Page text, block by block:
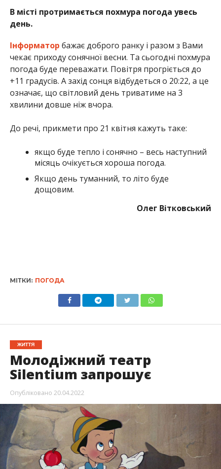
В місті протримається похмура погода увесь
день.
Інформатор бажає доброго ранку і разом з Вами
чекає приходу сонячної весни. Та сьогодні похмура
погода буде переважати. Повітря прогріється до
+11 градусів. А захід сонця відбудеться о 20:22, а це
означає, що світловий день триватиме на 3
хвилини довше ніж вчора.
До речі, прикмети про 21 квітня кажуть таке:
якщо буде тепло і сонячно – весь наступний
місяць очікується хороша погода.
Якщо день туманний, то літо буде
дощовим.
Олег Вітковський
МІТКИ: ПОГОДА
ЖИТТЯ
Молодіжний театр
Silentium запрошує
Опубліковано 20.04.2022